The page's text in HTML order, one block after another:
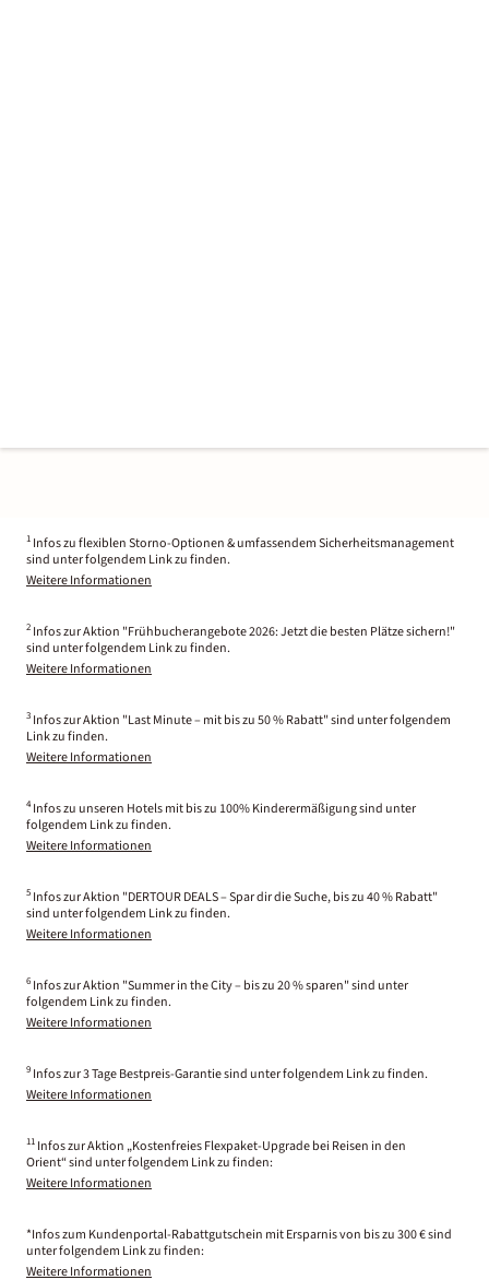
1 Infos zu flexiblen Storno-Optionen & umfassendem Sicherheitsmanagement
sind unter folgendem Link zu finden.
Weitere Informationen
2 Infos zur Aktion "Frühbucherangebote 2026: Jetzt die besten Plätze sichern!"
sind unter folgendem Link zu finden.
Weitere Informationen
3 Infos zur Aktion "Last Minute – mit bis zu 50 % Rabatt" sind unter folgendem
Link zu finden.
Weitere Informationen
4 Infos zu unseren Hotels mit bis zu 100% Kinderermäßigung sind unter
folgendem Link zu finden.
Weitere Informationen
5 Infos zur Aktion "DERTOUR DEALS – Spar dir die Suche, bis zu 40 % Rabatt"
sind unter folgendem Link zu finden.
Weitere Informationen
6 Infos zur Aktion "Summer in the City – bis zu 20 % sparen" sind unter
folgendem Link zu finden.
Weitere Informationen
9 Infos zur 3 Tage Bestpreis-Garantie sind unter folgendem Link zu finden.
Weitere Informationen
11 Infos zur Aktion „Kostenfreies Flexpaket-Upgrade bei Reisen in den
Orient“ sind unter folgendem Link zu finden:
Weitere Informationen
*Infos zum Kundenportal-Rabattgutschein mit Ersparnis von bis zu 300 € sind
unter folgendem Link zu finden:
Weitere Informationen